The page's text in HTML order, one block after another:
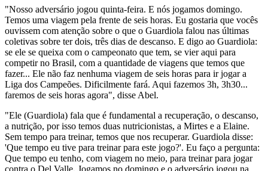
"Nosso adversário jogou quinta-feira. E nós jogamos domingo.
Temos uma viagem pela frente de seis horas. Eu gostaria que vocês
ouvissem com atenção sobre o que o Guardiola falou nas últimas
coletivas sobre ter dois, três dias de descanso. E digo ao Guardiola:
se ele se queixa com o campeonato que tem, se vier aqui para
competir no Brasil, com a quantidade de viagens que temos que
fazer... Ele não faz nenhuma viagem de seis horas para ir jogar a
Liga dos Campeões. Dificilmente fará. Aqui fazemos 3h, 3h30...
faremos de seis horas agora", disse Abel.
"Ele (Guardiola) fala que é fundamental a recuperação, o descanso,
a nutrição, por isso temos duas nutricionistas, a Mirtes e a Elaine.
Sem tempo para treinar, temos que nos recuperar. Guardiola disse:
'Que tempo eu tive para treinar para este jogo?'. Eu faço a pergunta:
Que tempo eu tenho, com viagem no meio, para treinar para jogar